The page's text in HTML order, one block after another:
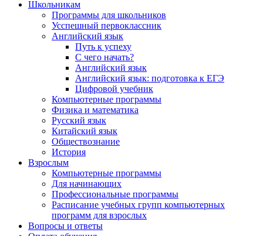
Школьникам
Программы для школьников
Усспешный первоклассник
Английский язык
Путь к успеху
С чего начать?
Английский язык
Английский язык: подготовка к ЕГЭ
Цифровой учебник
Компьютерные программы
Физика и математика
Русский язык
Китайский язык
Обществознание
История
Взрослым
Компьютерные программы
Для начинающих
Профессиональные программы
Расписание учебных групп компьютерных
программ для взрослых
Вопросы и ответы